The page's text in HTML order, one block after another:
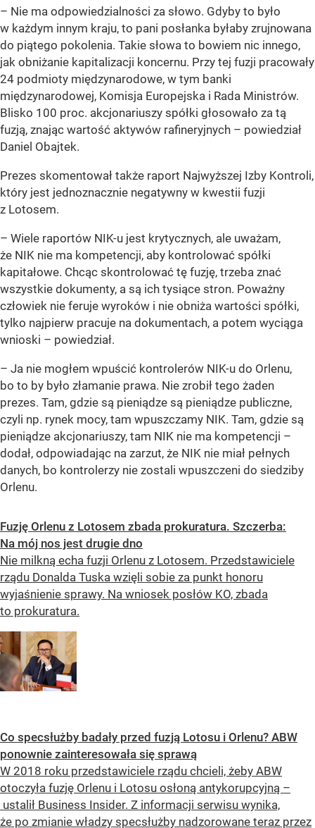
– Nie ma odpowiedzialności za słowo. Gdyby to było
w każdym innym kraju, to pani posłanka byłaby zrujnowana
do piątego pokolenia. Takie słowa to bowiem nic innego,
jak obniżanie kapitalizacji koncernu. Przy tej fuzji pracowały
24 podmioty międzynarodowe, w tym banki
międzynarodowej, Komisja Europejska i Rada Ministrów.
Blisko 100 proc. akcjonariuszy spółki głosowało za tą
fuzją, znając wartość aktywów rafineryjnych – powiedział
Daniel Obajtek.
Prezes skomentował także raport Najwyższej Izby Kontroli,
który jest jednoznacznie negatywny w kwestii fuzji
z Lotosem.
– Wiele raportów NIK-u jest krytycznych, ale uważam,
że NIK nie ma kompetencji, aby kontrolować spółki
kapitałowe. Chcąc skontrolować tę fuzję, trzeba znać
wszystkie dokumenty, a są ich tysiące stron. Poważny
człowiek nie feruje wyroków i nie obniża wartości spółki,
tylko najpierw pracuje na dokumentach, a potem wyciąga
wnioski – powiedział.
– Ja nie mogłem wpuścić kontrolerów NIK-u do Orlenu,
bo to by było złamanie prawa. Nie zrobił tego żaden
prezes. Tam, gdzie są pieniądze są pieniądze publiczne,
czyli np. rynek mocy, tam wpuszczamy NIK. Tam, gdzie są
pieniądze akcjonariuszy, tam NIK nie ma kompetencji –
dodał, odpowiadając na zarzut, że NIK nie miał pełnych
danych, bo kontrolerzy nie zostali wpuszczeni do siedziby
Orlenu.
Fuzję Orlenu z Lotosem zbada prokuratura. Szczerba:
Na mój nos jest drugie dno
Nie milkną echa fuzji Orlenu z Lotosem. Przedstawiciele
rządu Donalda Tuska wzięli sobie za punkt honoru
wyjaśnienie sprawy. Na wniosek posłów KO, zbada
to prokuratura.
Co specsłużby badały przed fuzją Lotosu i Orlenu? ABW
ponownie zainteresowała się sprawą
W 2018 roku przedstawiciele rządu chcieli, żeby ABW
otoczyła fuzję Orlenu i Lotosu osłoną antykorupcyjną –
ustalił Business Insider. Z informacji serwisu wynika,
że po zmianie władzy specsłużby nadzorowane teraz przez